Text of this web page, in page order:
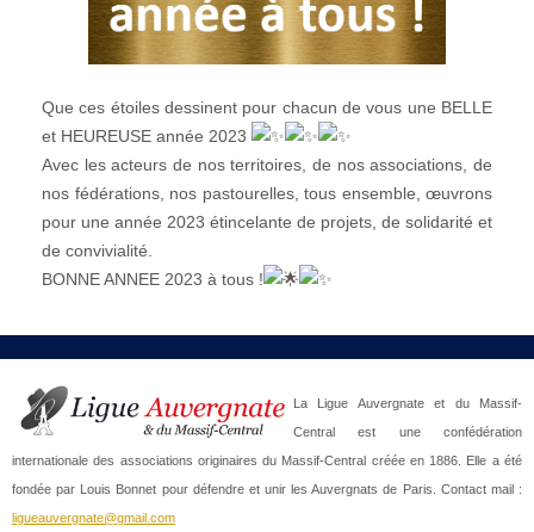
Que ces étoiles dessinent pour chacun de vous une BELLE
et HEUREUSE année 2023
Avec les acteurs de nos territoires, de nos associations, de
nos fédérations, nos pastourelles, tous ensemble, œuvrons
pour une année 2023 étincelante de projets, de solidarité et
de convivialité.
BONNE ANNEE 2023 à tous !
La Ligue Auvergnate et du Massif-
Central est une confédération
internationale des associations originaires du Massif-Central créée en 1886. Elle a été
fondée par Louis Bonnet pour défendre et unir les Auvergnats de Paris. Contact mail :
ligueauvergnate@gmail.com